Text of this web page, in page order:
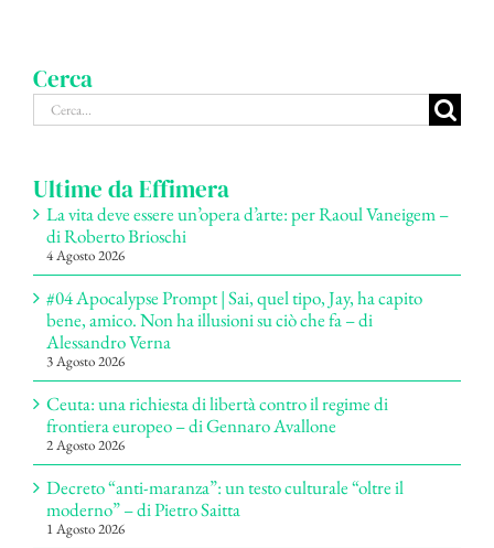
Cerca
Cerca
per:
Ultime da Effimera
La vita deve essere un’opera d’arte: per Raoul Vaneigem –
di Roberto Brioschi
4 Agosto 2026
#04 Apocalypse Prompt | Sai, quel tipo, Jay, ha capito
bene, amico. Non ha illusioni su ciò che fa – di
Alessandro Verna
3 Agosto 2026
Ceuta: una richiesta di libertà contro il regime di
frontiera europeo – di Gennaro Avallone
2 Agosto 2026
Decreto “anti-maranza”: un testo culturale “oltre il
moderno” – di Pietro Saitta
1 Agosto 2026